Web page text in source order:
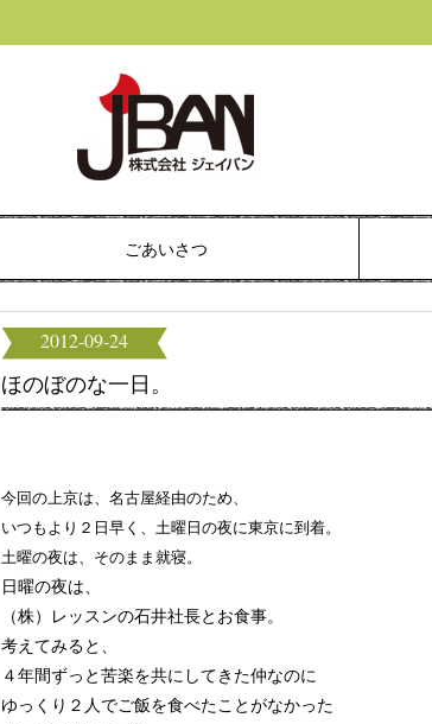
ごあいさつ
ほのぼのな一日。
2012-09-24
今回の上京は、名古屋経由のため、
いつもより２日早く、土曜日の夜に東京に到着。
土曜の夜は、そのまま就寝。
日曜の夜は、
（株）レッスンの石井社長とお食事。
考えてみると、
４年間ずっと苦楽を共にしてきた仲なのに
ゆっくり２人でご飯を食べたことがなかった